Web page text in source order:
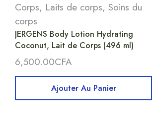
Corps, Laits de corps, Soins du
corps
JERGENS Body Lotion Hydrating
Coconut, Lait de Corps (496 ml)
6,500.00CFA
Ajouter Au Panier